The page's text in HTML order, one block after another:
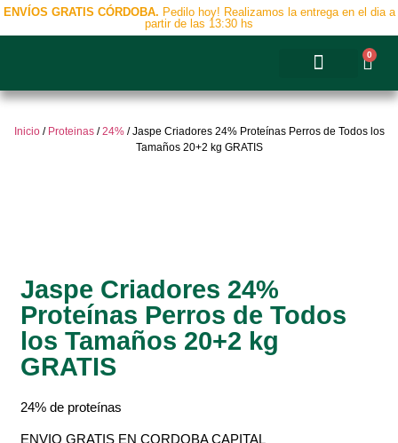
ENVÍOS GRATIS CÓRDOBA. Pedilo hoy! Realizamos la entrega en el dia a
partir de las 13:30 hs
0
Inicio/ Proteinas/24%/ Jaspe Criadores 24% Proteínas Perros de Todos los
Tamaños 20+2 kg GRATIS
Jaspe Criadores 24%
Proteínas Perros de Todos
los Tamaños 20+2 kg
GRATIS
24% de proteínas
ENVIO GRATIS EN CORDOBA CAPITAL